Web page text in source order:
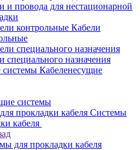
и провода для нестационарной
Кабели
специального назначения
Кабеленесущие
системы
Системы
кабеля
для прокладки кабеля